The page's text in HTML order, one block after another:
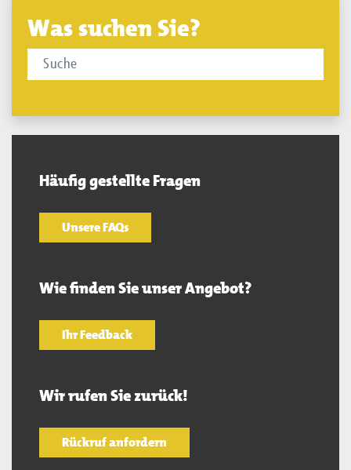
Was suchen Sie?
Häufig gestellte Fragen
Unsere FAQs
Wie finden Sie unser Angebot?
Ihr Feedback
Wir rufen Sie zurück!
Rückruf anfordern